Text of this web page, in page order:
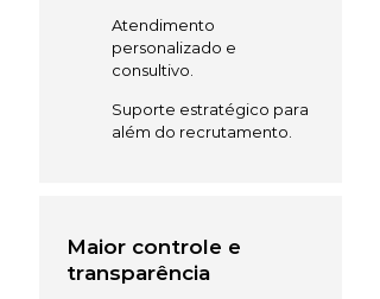
Atendimento
personalizado e
consultivo.
Suporte estratégico para
além do recrutamento.
Maior controle e
transparência